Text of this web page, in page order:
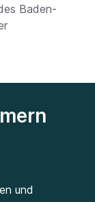
Baden-
und